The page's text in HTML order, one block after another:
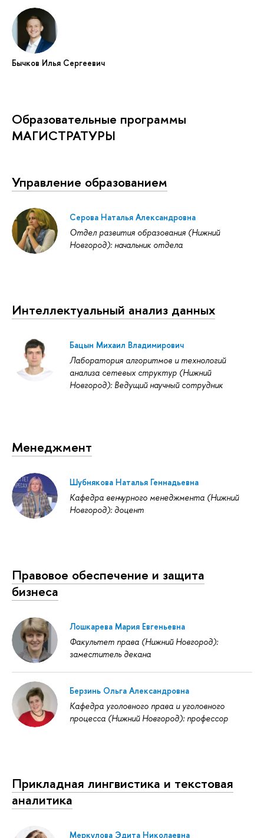
Бычков Илья Сергеевич
Образовательные программы
МАГИСТРАТУРЫ
Управление образованием
Серова Наталья Александровна
Отдел развития образования (Нижний
Новгород): начальник отдела
Интеллектуальный анализ данных
Бацын Михаил Владимирович
Лаборатория алгоритмов и технологий
анализа сетевых структур (Нижний
Новгород): Ведущий научный сотрудник
Менеджмент
Шубнякова Наталья Геннадьевна
Кафедра венчурного менеджмента (Нижний
Новгород): доцент
Правовое обеспечение и защита
бизнеса
Лошкарева Мария Евгеньевна
Факультет права (Нижний Новгород):
заместитель декана
Берзинь Ольга Александровна
Кафедра уголовного права и уголовного
процесса (Нижний Новгород): профессор
Прикладная лингвистика и текстовая
аналитика
Меркулова Эдита Николаевна